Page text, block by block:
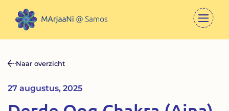
Naar overzicht
27 augustus, 2025